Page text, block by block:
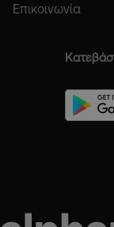
Επικοινωνία